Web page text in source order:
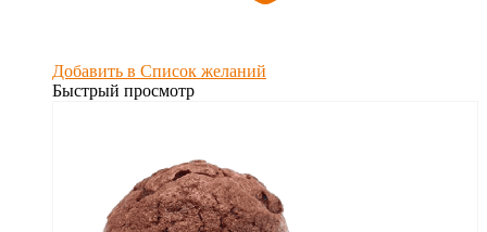
Добавить в Список желаний
Быстрый просмотр